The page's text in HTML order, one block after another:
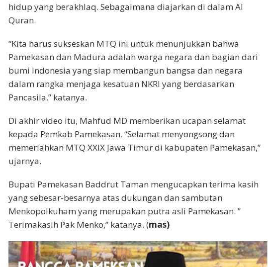
hidup yang berakhlaq. Sebagaimana diajarkan di dalam Al
Quran.
“Kita harus sukseskan MTQ ini untuk menunjukkan bahwa
Pamekasan dan Madura adalah warga negara dan bagian dari
bumi Indonesia yang siap membangun bangsa dan negara
dalam rangka menjaga kesatuan NKRI yang berdasarkan
Pancasila,” katanya.
Di akhir video itu, Mahfud MD memberikan ucapan selamat
kepada Pemkab Pamekasan. “Selamat menyongsong dan
memeriahkan MTQ XXIX Jawa Timur di kabupaten Pamekasan,”
ujarnya.
Bupati Pamekasan Baddrut Taman mengucapkan terima kasih
yang sebesar-besarnya atas dukungan dan sambutan
Menkopolkuham yang merupakan putra asli Pamekasan. ”
Terimakasih Pak Menko,” katanya. (mas)